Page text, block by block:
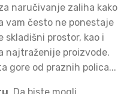
naručivanje zaliha kako
vam često ne ponestaje
prostor, kao i
najtraženije proizvode.
gore od praznih polica...